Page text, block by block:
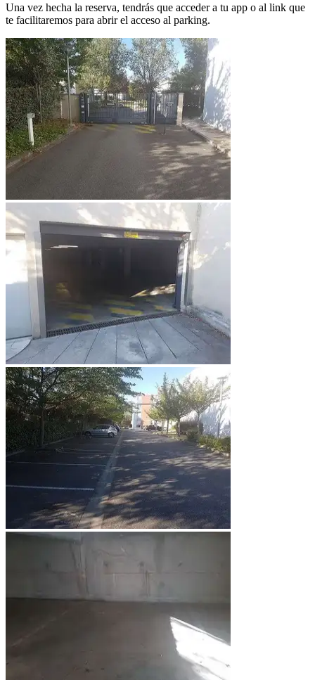
Una vez hecha la reserva, tendrás que acceder a tu app o al link que
te facilitaremos para abrir el acceso al parking.